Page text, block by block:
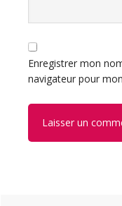
Enregistrer mon
navigateur pour